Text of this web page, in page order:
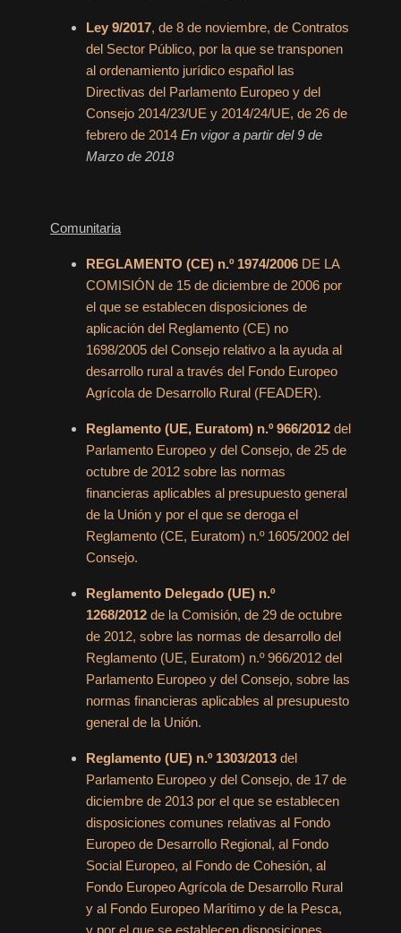
Ley 9/2017, de 8 de noviembre, de Contratos
del Sector Público, por la que se transponen
al ordenamiento jurídico español las
Directivas del Parlamento Europeo y del
Consejo 2014/23/UE y 2014/24/UE, de 26 de
febrero de 2014 En vigor a partir del 9 de
Marzo de 2018
Comunitaria
REGLAMENTO (CE) n.º 1974/2006 DE LA
COMISIÓN de 15 de diciembre de 2006 por
el que se establecen disposiciones de
aplicación del Reglamento (CE) no
1698/2005 del Consejo relativo a la ayuda al
desarrollo rural a través del Fondo Europeo
Agrícola de Desarrollo Rural (FEADER).
Reglamento (UE, Euratom) n.º 966/2012 del
Parlamento Europeo y del Consejo, de 25 de
octubre de 2012 sobre las normas
financieras aplicables al presupuesto general
de la Unión y por el que se deroga el
Reglamento (CE, Euratom) n.º 1605/2002 del
Consejo.
Reglamento Delegado (UE) n.º
1268/2012 de la Comisión, de 29 de octubre
de 2012, sobre las normas de desarrollo del
Reglamento (UE, Euratom) n.º 966/2012 del
Parlamento Europeo y del Consejo, sobre las
normas financieras aplicables al presupuesto
general de la Unión.
Reglamento (UE) n.º 1303/2013 del
Parlamento Europeo y del Consejo, de 17 de
diciembre de 2013 por el que se establecen
disposiciones comunes relativas al Fondo
Europeo de Desarrollo Regional, al Fondo
Social Europeo, al Fondo de Cohesión, al
Fondo Europeo Agrícola de Desarrollo Rural
y al Fondo Europeo Marítimo y de la Pesca,
y por el que se establecen disposiciones